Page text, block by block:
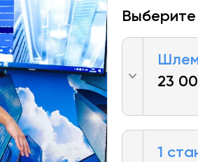
23
1